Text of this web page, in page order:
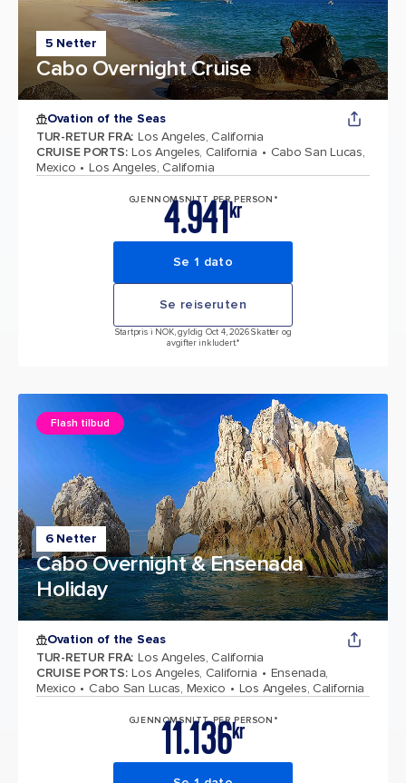
5 Netter
Cabo Overnight Cruise
Ovation of the Seas
TUR-RETUR FRA: Los Angeles, California
CRUISE PORTS: Los Angeles, California
Cabo San Lucas,
Mexico
Los Angeles, California
GJENNOMSNITT PER PERSON*
kr
4.941
Se 1 dato
Se reiseruten
Startpris i NOK, gyldig Oct 4, 2026 Skatter og
avgifter inkludert.*
6 Netter
Cabo Overnight & Ensenada
Holiday
Flash tilbud
Ovation of the Seas
TUR-RETUR FRA: Los Angeles, California
CRUISE PORTS: Los Angeles, California
Ensenada,
Mexico
Cabo San Lucas, Mexico Los Angeles, California
GJENNOMSNITT PER PERSON*
kr
11.136